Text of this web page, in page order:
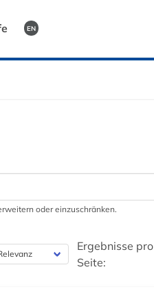
EN
oder einzuschränken.
Ergebnisse pro
Seite: